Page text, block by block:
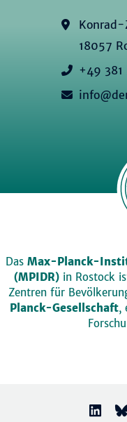
Konrad-
18057
+49
Das Max-Planck-
(MPIDR)in Rostock
Zentren für
Planck-Gesellschaft,